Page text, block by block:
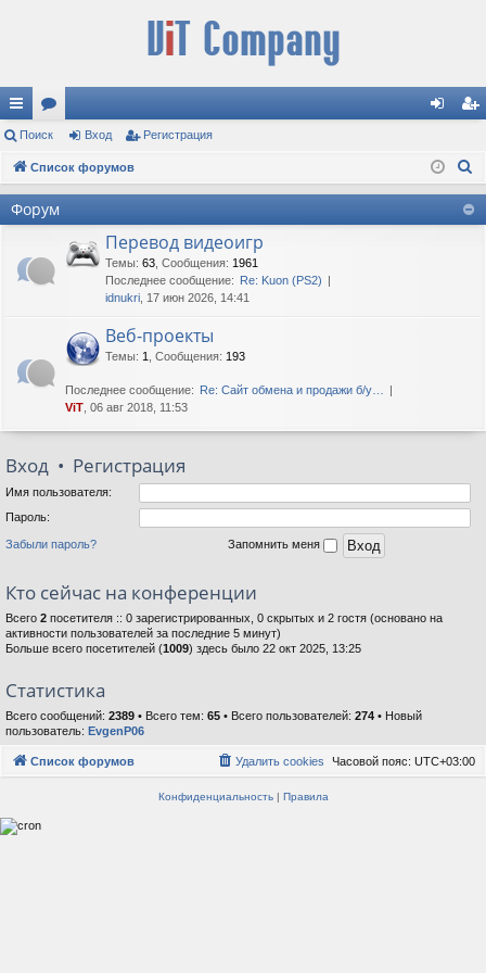
с
ы
лк
ор
ум д ис
тр
Поиск Вход Регистрация
Список форумов
Форум
Перевод видеоигр
Темы: 63 Сообщения: 1961
Последнее сообщение: Re: Kuon (PS2)
idnukri , 17 июн 2026, 14:41
Веб-проекты
Темы: 1 Сообщения: 193
Последнее сообщение: Re: Сайт обмена и продажи б/у…
ViT , 06 авг 2018, 11:53
Вход • Регистрация
Имя пользователя:
Пароль:
Забыли пароль? Запомнить меня
Кто сейчас на конференции
Всего 2 посетителя :: 0 зарегистрированных, 0 скрытых и 2 гостя (основано на
активности пользователей за последние 5 минут)
Больше всего посетителей (1009) здесь было 22 окт 2025, 13:25
Статистика
Всего сообщений: 2389 • Всего тем: 65 • Всего пользователей: 274 • Новый
пользователь: EvgenP06
Список форумов Часовой пояс: UTC+03:00
Удалить cookies
Конфиденциальность| Правила